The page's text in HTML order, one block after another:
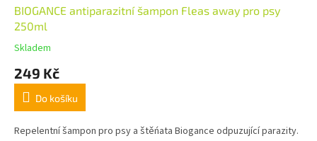
BIOGANCE antiparazitní šampon Fleas away pro psy
250ml
Skladem
249 Kč
Do košíku
Repelentní šampon pro psy a štěńata Biogance odpuzující parazity.